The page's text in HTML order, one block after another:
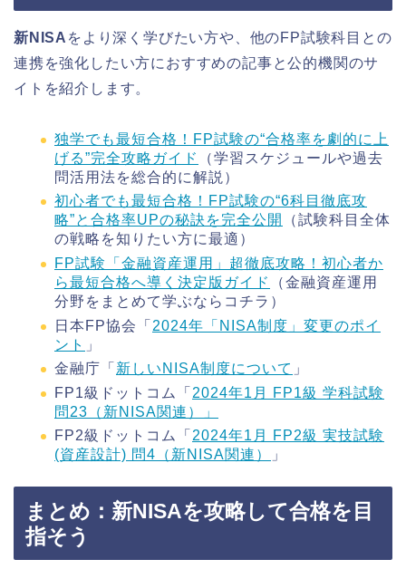
新NISA をより深く学びたい方や、他のFP試験科目との
連携を強化したい方におすすめの記事と公的機関のサ
イトを紹介します。
独学でも最短合格！FP試験の“合格率を劇的に上
げる”完全攻略ガイド
（学習スケジュールや過去
問活用法を総合的に解説）
初心者でも最短合格！FP試験の“6科目徹底攻
略”と合格率UPの秘訣を完全公開
（試験科目全体
の戦略を知りたい方に最適）
FP試験「金融資産運用」超徹底攻略！初心者か
ら最短合格へ導く決定版ガイド
（金融資産運用
分野をまとめて学ぶならコチラ）
日本FP協会「 2024年「NISA制度」変更のポイ
ント
」
金融庁「 新しいNISA制度について 」
FP1級ドットコム「 2024年1月 FP1級 学科試験
問23（新NISA関連）」
FP2級ドットコム「 2024年1月 FP2級 実技試験
(資産設計) 問4（新NISA関連）
」
まとめ：新NISAを攻略して合格を目
指そう